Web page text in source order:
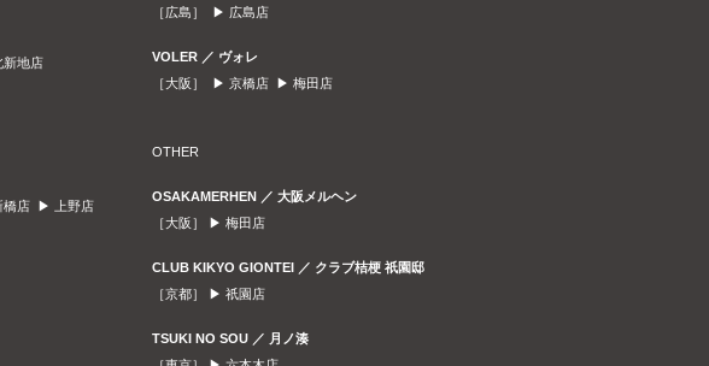
新地店
橋店 ▶ 上野店
［広島］ ▶ 広島店
VOLER ／ ヴォレ
［大阪］ ▶ 京橋店 ▶ 梅田店
OTHER
OSAKAMERHEN ／ 大阪メルヘン
［大阪］ ▶ 梅田店
CLUB KIKYO GIONTEI ／ クラブ桔梗 祇園邸
［京都］ ▶ 祇園店
TSUKI NO SOU ／ 月ノ湊